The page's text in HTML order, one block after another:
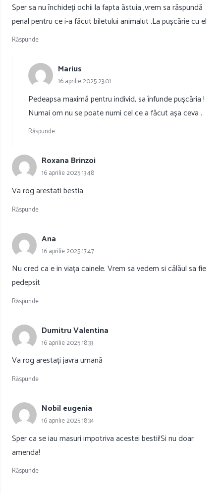
Sper sa nu închideți ochii la fapta ăstuia ,vrem sa răspundă
penal pentru ce i-a făcut biletului animalut .La pușcărie cu el
Răspunde
Marius
16 aprilie 2025 23:01
Pedeapsa maximă pentru individ, sa înfunde pușcăria !
Numai om nu se poate numi cel ce a făcut așa ceva .
Răspunde
Roxana Brinzoi
16 aprilie 2025 13:48
Va rog arestati bestia
Răspunde
Ana
16 aprilie 2025 17:47
Nu cred ca e in viața cainele. Vrem sa vedem si călăul sa fie
pedepsit
Răspunde
Dumitru Valentina
16 aprilie 2025 18:33
Va rog arestați javra umană
Răspunde
Nobil eugenia
16 aprilie 2025 18:34
Sper ca se iau masuri impotriva acestei bestii!Si nu doar
amenda!
Răspunde